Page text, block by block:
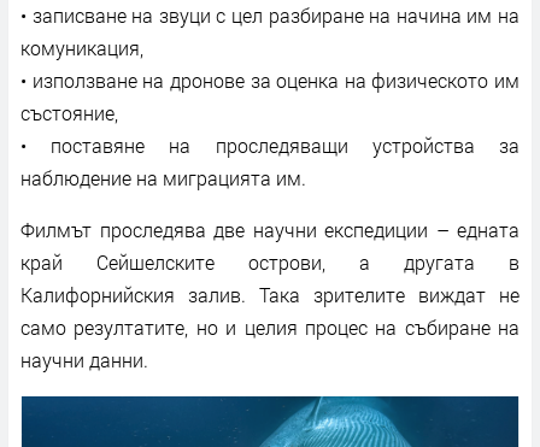
• записване на звуци с цел разбиране на начина им на
комуникация,
• използване на дронове за оценка на физическото им
състояние,
• поставяне на проследяващи устройства за
наблюдение на миграцията им.
Филмът проследява две научни експедиции – едната
край Сейшелските острови, а другата в
Калифорнийския залив. Така зрителите виждат не
само резултатите, но и целия процес на събиране на
научни данни.